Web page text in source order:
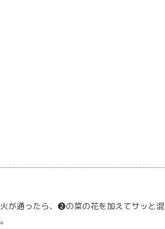
が通ったら、❷の菜の花を加えてサッと混